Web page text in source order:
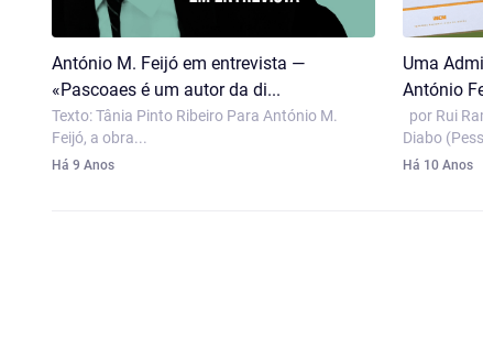
António M. Feijó em entrevista —
«Pascoaes é um autor da di...
Texto: Tânia Pinto Ribeiro Para António M.
Feijó, a obra...
Há 9 Anos
Uma
António
por Rui
Diabo
Há 10 Anos